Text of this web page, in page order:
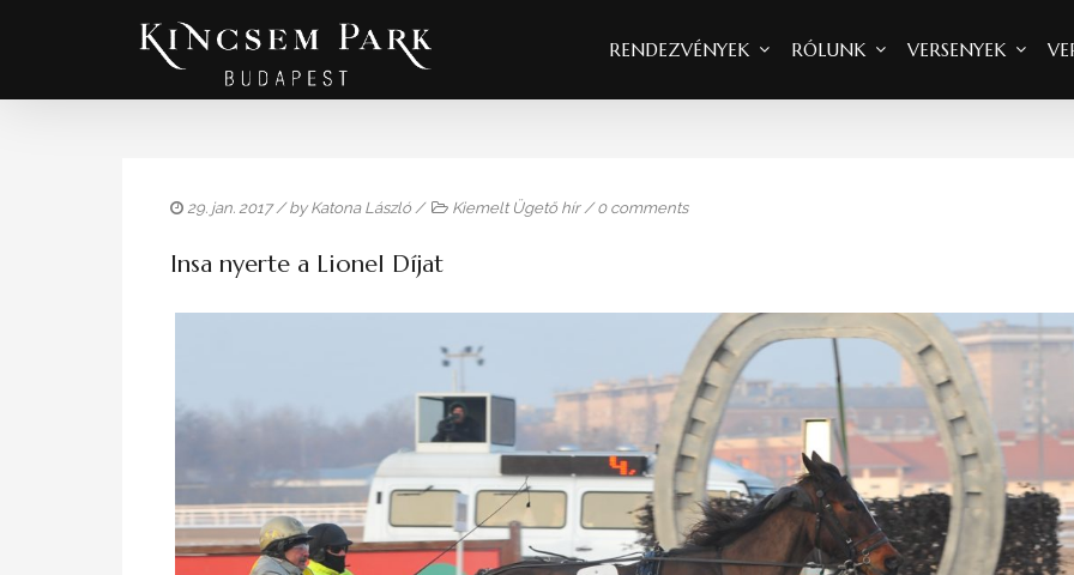
RENDEZVÉNYEK RÓLUNK VERSENYEK
29. jan. 2017/ by Katona László / Kiemelt Ügető hír/0 comments
Insa nyerte a Lionel Díjat